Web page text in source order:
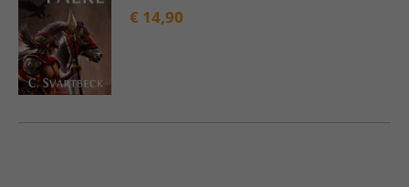
€ 14,90